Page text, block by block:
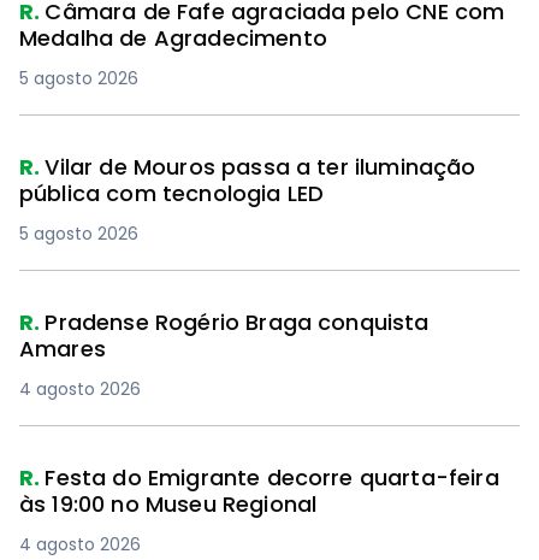
R. Câmara de Fafe agraciada pelo CNE com
Medalha de Agradecimento
5 agosto 2026
R.Vilar de Mouros passa a ter iluminação
pública com tecnologia LED
5 agosto 2026
R. Pradense Rogério Braga conquista
Amares
4 agosto 2026
R. Festa do Emigrante decorre quarta-feira
às 19:00 no Museu Regional
4 agosto 2026